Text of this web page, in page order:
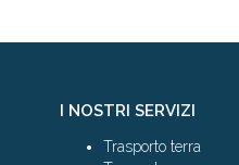
I NOSTRI SERVIZI
Trasporto terra